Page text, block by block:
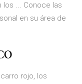
los ... Conoce las
en su área de
rojo, los